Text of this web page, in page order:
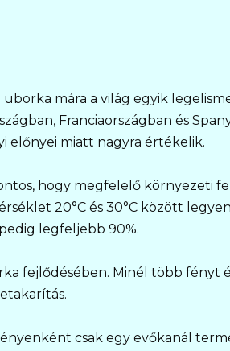
mára a világ egyik
Franciaországban és
előnyei miatt nagyra értékelik.
hogy megfelelő környezeti
20°C és 30°C között
legfeljebb 90%.
fejlődésében. Minél több fényt
csak egy evőkanál